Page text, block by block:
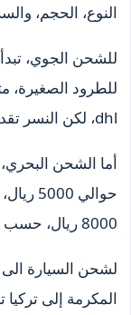
النوع، الحجم،
للطرود الصغيرة،
dhl، لكن النسر تقدم أسعاراً متوسطة مع خصومات 25%.
8000 ريال، حسب الوجهة.
لشحن السيارة